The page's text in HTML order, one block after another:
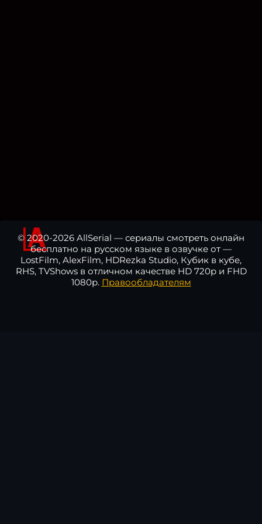
© 2020-2026 AllSerial — сериалы смотреть онлайн
бесплатно на русском языке в озвучке от —
LostFilm, AlexFilm, HDRezka Studio, Кубик в кубе,
RHS, TVShows в отличном качестве HD 720p и FHD
1080p. Правообладателям